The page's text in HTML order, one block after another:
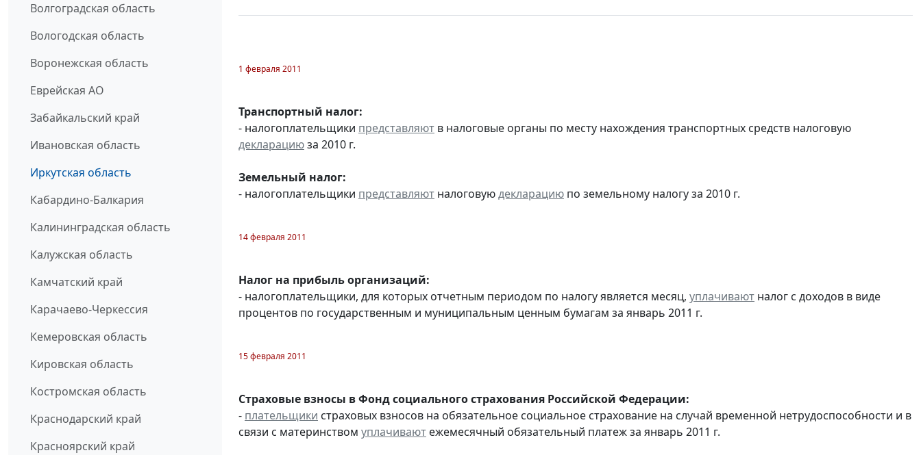
Волгоградская область
Вологодская область
Воронежская область
Еврейская АО
Забайкальский край
Ивановская область
Иркутская область
Кабардино-Балкария
Калининградская область
Калужская область
Камчатский край
Карачаево-Черкессия
Кемеровская область
Кировская область
Костромская область
Краснодарский край
Красноярский край
1 февраля 2011
Транспортный налог:
- налогоплательщики представляют в налоговые органы по месту нахождения транспортных средств налоговую
декларациюза 2010 г.
Земельный налог:
- налогоплательщики представляют налоговуюдекларацию по земельному налогу за 2010 г.
14 февраля 2011
Налог на прибыль организаций:
- налогоплательщики, для которых отчетным периодом по налогу является месяц, уплачивают налог с доходов в виде
процентов по государственным и муниципальным ценным бумагам за январь 2011 г.
15 февраля 2011
Страховые взносы в Фонд социального страхования Российской Федерации:
- плательщики страховых взносов на обязательное социальное страхование на случай временной нетрудоспособности и в
связи с материнством уплачивают ежемесячный обязательный платеж за январь 2011 г.